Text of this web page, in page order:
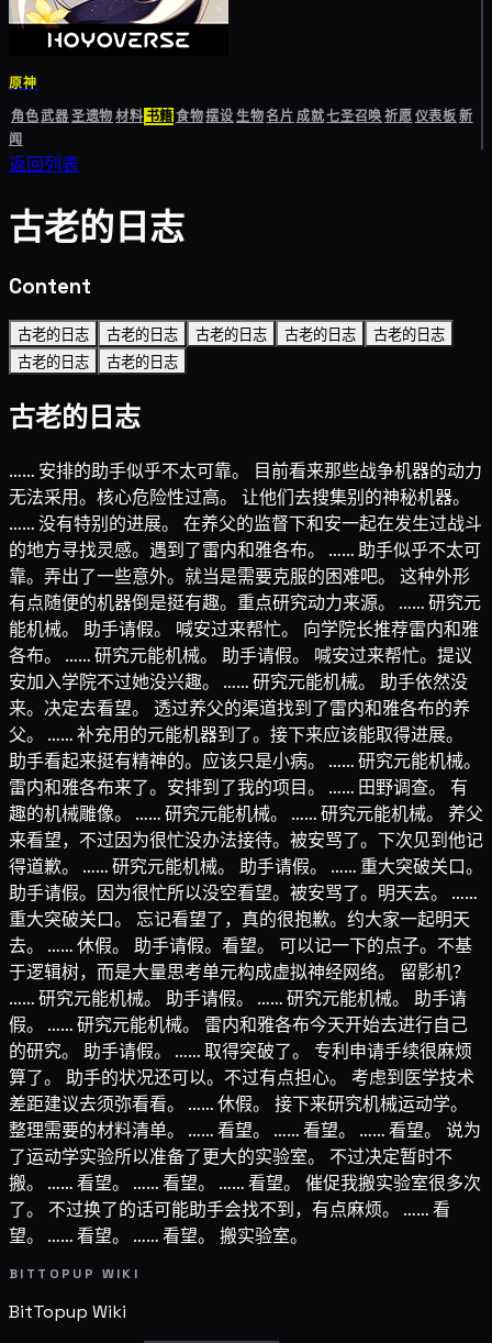
原神
角色武器圣遗物材料书籍食物摆设生物名片成就七圣召唤祈愿仪表板新
闻
返回列表
古老的日志
Content
古老的日志 古老的日志 古老的日志 古老的日志
古老的日志
古老的日志
古老的日志
古老的日志
…… 安排的助手似乎不太可靠。 目前看来那些战争机器的动力
无法采用。核心危险性过高。 让他们去搜集别的神秘机器。
…… 没有特别的进展。 在养父的监督下和安一起在发生过战斗
的地方寻找灵感。遇到了雷内和雅各布。 …… 助手似乎不太可
靠。弄出了一些意外。就当是需要克服的困难吧。 这种外形
有点随便的机器倒是挺有趣。重点研究动力来源。 …… 研究元
能机械。 助手请假。 喊安过来帮忙。 向学院长推荐雷内和雅
各布。 …… 研究元能机械。 助手请假。 喊安过来帮忙。提议
安加入学院不过她没兴趣。 …… 研究元能机械。 助手依然没
来。决定去看望。 透过养父的渠道找到了雷内和雅各布的养
父。 …… 补充用的元能机器到了。接下来应该能取得进展。
助手看起来挺有精神的。应该只是小病。 …… 研究元能机械。
雷内和雅各布来了。安排到了我的项目。 …… 田野调查。 有
趣的机械雕像。 …… 研究元能机械。 …… 研究元能机械。 养父
来看望，不过因为很忙没办法接待。被安骂了。下次见到他记
得道歉。 …… 研究元能机械。 助手请假。 …… 重大突破关口。
助手请假。因为很忙所以没空看望。被安骂了。明天去。 ……
重大突破关口。 忘记看望了，真的很抱歉。约大家一起明天
去。 …… 休假。 助手请假。看望。 可以记一下的点子。不基
于逻辑树，而是大量思考单元构成虚拟神经网络。 留影机？
…… 研究元能机械。 助手请假。 …… 研究元能机械。 助手请
假。 …… 研究元能机械。 雷内和雅各布今天开始去进行自己
的研究。 助手请假。 …… 取得突破了。 专利申请手续很麻烦
算了。 助手的状况还可以。不过有点担心。 考虑到医学技术
差距建议去须弥看看。 …… 休假。 接下来研究机械运动学。
整理需要的材料清单。 …… 看望。 …… 看望。 …… 看望。 说为
了运动学实验所以准备了更大的实验室。 不过决定暂时不
搬。 …… 看望。 …… 看望。 …… 看望。 催促我搬实验室很多次
了。 不过换了的话可能助手会找不到，有点麻烦。 …… 看
望。 …… 看望。 …… 看望。 搬实验室。
BITTOPUP WIKI
BitTopup Wiki